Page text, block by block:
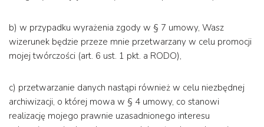
b) w przypadku wyrażenia zgody w § 7 umowy, Wasz
wizerunek będzie przeze mnie przetwarzany w celu promocji
mojej twórczości (art. 6 ust. 1 pkt. a RODO),
c) przetwarzanie danych nastąpi również w celu niezbędnej
archiwizacji, o której mowa w § 4 umowy, co stanowi
realizację mojego prawnie uzasadnionego interesu